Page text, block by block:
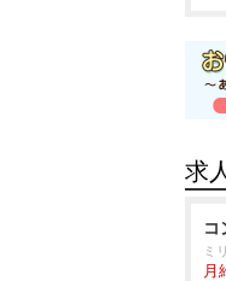
求
コ
ミ
月